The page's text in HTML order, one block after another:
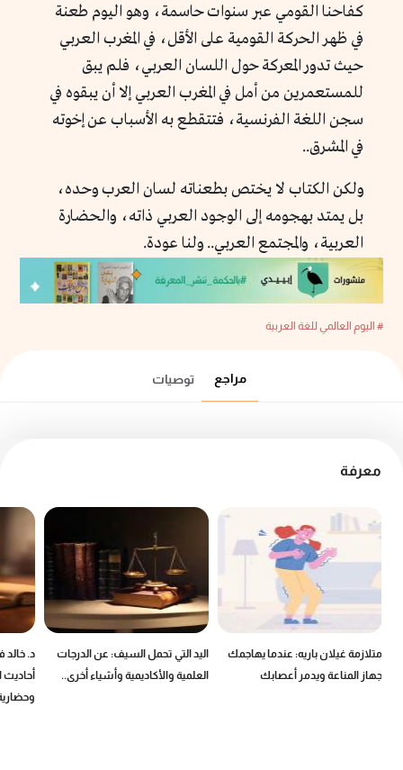
كفاحنا القومي عبر سنوات حاسمة، وهو اليوم طعنة
في ظهر الحركة القومية على الأقل، في المغرب العربي
حيث تدور المعركة حول اللسان العربي، فلم يبق
للمستعمرين من أمل في المغرب العربي إلا أن يبقوه في
سجن اللغة الفرنسية، فتتقطع به الأسباب عن إخوته
في المشرق..
ولكن الكتاب لا يختص بطعناته لسان العرب وحده،
بل يمتد بهجومه إلى الوجود العربي ذاته، والحضارة
العربية، والمجتمع العربي.. ولنا عودة.
# اليوم العالمي للغة العربية
مراجع توصيات
معرفة
متلازمة غيلان باريه: عندما يهاجمك
جهاز المناعة ويدمر أعصابك
اليد التي تحمل السيف: عن الدرجات
العلمية والأكاديمية وأشياء أخرى..
د.
أحاديث